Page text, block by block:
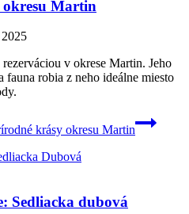
Martin
v okrese Martin. Jeho
fauna robia z neho ideálne miesto
krásy okresu Martin
Sedliacka dubová